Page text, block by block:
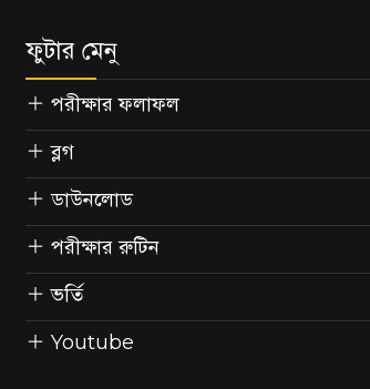
ফুটার মেনু
পরীক্ষার ফলাফল
ব্লগ
ডাউনলোড
পরীক্ষার রুটিন
ভর্তি
Youtube